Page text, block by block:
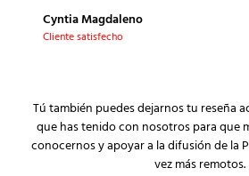
Cyntia Magdaleno
Cliente satisfecho
Tú también puedes dejarnos tu reseña
que has tenido con nosotros para que
conocernos y apoyar a la difusión de la
vez más remotos.